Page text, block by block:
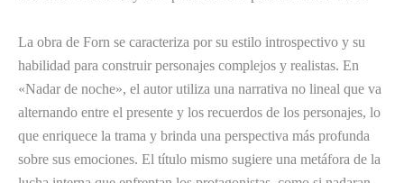
La obra de Forn se caracteriza por su estilo introspectivo y su
habilidad para construir personajes complejos y realistas. En
«Nadar de noche», el autor utiliza una narrativa no lineal que va
alternando entre el presente y los recuerdos de los personajes, lo
que enriquece la trama y brinda una perspectiva más profunda
sobre sus emociones. El título mismo sugiere una metáfora de la